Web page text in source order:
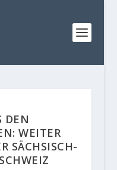
DEN
WEITER
SÄCHSISCH-